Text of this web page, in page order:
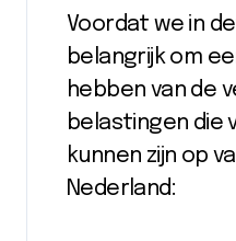
Voordat we in
belangrijk om
hebben van de
belastingen die
kunnen zijn op
Nederland: